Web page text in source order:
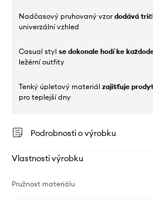
Nadčasový pruhovaný vzordodává
univerzální vzhled
Casual styl se dokonale hodí ke
ležérní outfity
Tenký úpletový materiál zajišťuje
pro teplejší dny
Podrobnosti o výrobku
Vlastnosti výrobku
Pružnost materiálu